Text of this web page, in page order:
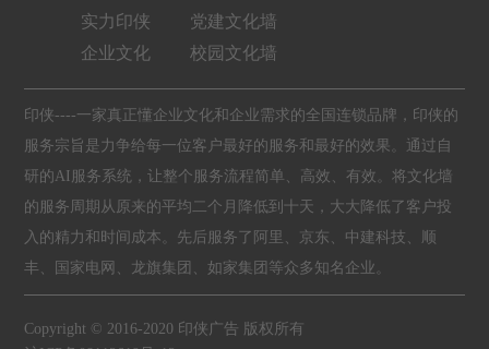
实力印侠
企业文化
党建文化墙
校园文化墙
印侠----一家真正懂企业文化和企业需求的全国连锁品牌，印侠的
服务宗旨是力争给每一位客户最好的服务和最好的效果。通过自
研的AI服务系统，让整个服务流程简单、高效、有效。将文化墙
的服务周期从原来的平均二个月降低到十天，大大降低了客户投
入的精力和时间成本。先后服务了阿里、京东、中建科技、顺
丰、国家电网、龙旗集团、如家集团等众多知名企业。
Copyright © 2016-2020 印侠广告 版权所有